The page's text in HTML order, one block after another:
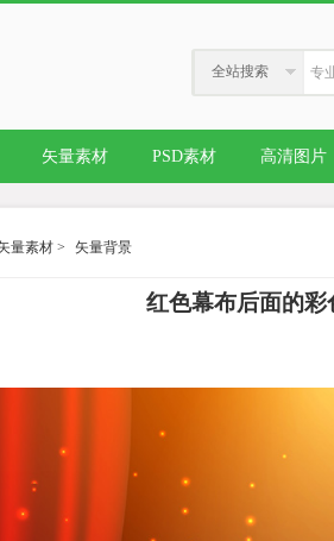
全站搜索
矢量素材 PSD素材 高清图片
量素材 > 矢量背景
红色幕布后面的